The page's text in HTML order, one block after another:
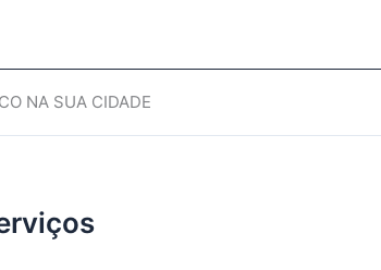
NA SUA CIDADE